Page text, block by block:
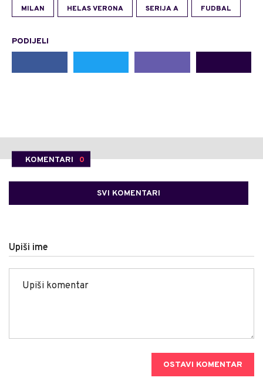
MILAN HELAS VERONA SERIJA A FUDBAL
PODIJELI
KOMENTARI 0
SVI KOMENTARI
Upiši ime
OSTAVI KOMENTAR